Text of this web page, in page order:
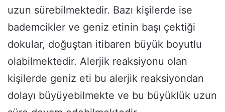
uzun sürebilmektedir. Bazı kişilerde ise
bademcikler ve geniz etinin başı çektiği
dokular, doğuştan itibaren büyük boyutlu
olabilmektedir. Alerjik reaksiyonu olan
kişilerde geniz eti bu alerjik reaksiyondan
dolayı büyüyebilmekte ve bu büyüklük uzun